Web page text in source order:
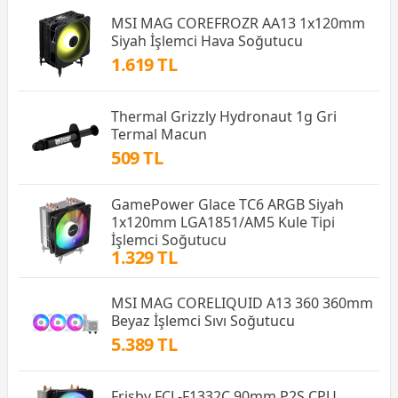
MSI MAG COREFROZR AA13 1x120mm
Siyah İşlemci Hava Soğutucu
1.619 TL
Thermal Grizzly Hydronaut 1g Gri
Termal Macun
509 TL
GamePower Glace TC6 ARGB Siyah
1x120mm LGA1851/AM5 Kule Tipi
İşlemci Soğutucu
1.329 TL
MSI MAG CORELIQUID A13 360 360mm
Beyaz İşlemci Sıvı Soğutucu
5.389 TL